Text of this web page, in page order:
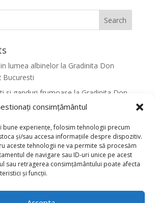
consimțământul
bune experiențe, folosim tehnologii precum
și/sau accesa informațiile despre dispozitiv.
aceste tehnologii ne va permite să procesăm
de navigare sau ID-uri unice pe acest
sau retragerea consimțământului poate afecta
și funcții.
lumea albinelor la Gradinita Don
Bucuresti
si ganduri frumoase la Gradinita Don
Bucuresti
creative pentru dezvoltarea
la Gradinita Don Castor Sector 2